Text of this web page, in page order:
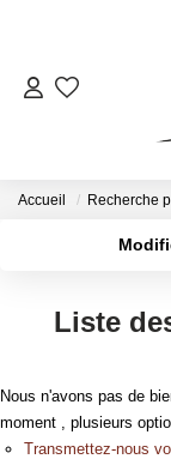
Accueil Recherche
Type de bien
Budget max
Liste
Nous n'avons pas de
moment , plusieurs
Transmettez-nous